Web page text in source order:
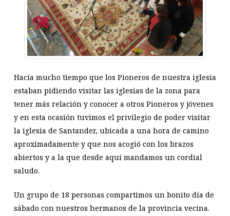
Hacía mucho tiempo que los Pioneros de nuestra iglesia
estaban pidiendo visitar las iglesias de la zona para
tener más relación y conocer a otros Pioneros y jóvenes
y en esta ocasión tuvimos el privilegio de poder visitar
la iglesia de Santander, ubicada a una hora de camino
aproximadamente y que nos acogió con los brazos
abiertos y a la que desde aquí mandamos un cordial
saludo.
Un grupo de 18 personas compartimos un bonito día de
sábado con nuestros hermanos de la provincia vecina.